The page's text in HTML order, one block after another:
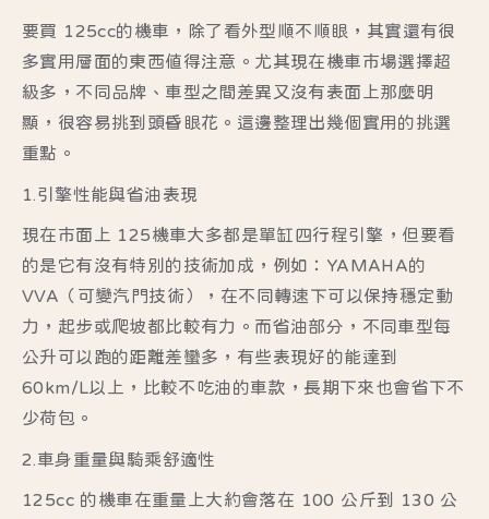
要買 125cc的機車，除了看外型順不順眼，其實還有很
多實用層面的東西值得注意。尤其現在機車市場選擇超
級多，不同品牌、車型之間差異又沒有表面上那麼明
顯，很容易挑到頭昏眼花。這邊整理出幾個實用的挑選
重點。
1.引擎性能與省油表現
現在市面上 125機車大多都是單缸四行程引擎，但要看
的是它有沒有特別的技術加成，例如：YAMAHA的
VVA（可變汽門技術），在不同轉速下可以保持穩定動
力，起步或爬坡都比較有力。而省油部分，不同車型每
公升可以跑的距離差蠻多，有些表現好的能達到
60km/L以上，比較不吃油的車款，長期下來也會省下不
少荷包。
2.車身重量與騎乘舒適性
125cc 的機車在重量上大約會落在 100 公斤到 130 公